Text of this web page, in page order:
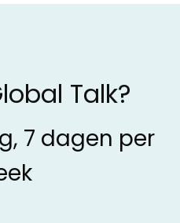
Talk?
7 dagen per